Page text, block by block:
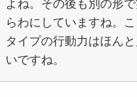
よね。その後も別の形
らわにしていますね。
タイプの行動力はほん
いですね。